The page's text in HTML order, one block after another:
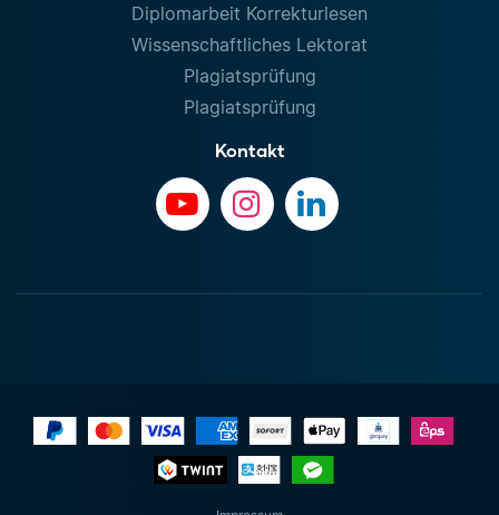
Diplomarbeit Korrekturlesen
Wissenschaftliches Lektorat
Plagiatsprüfung
Plagiatsprüfung
Kontakt